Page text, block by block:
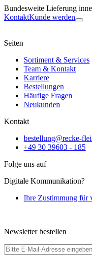
Bundesweite Lieferung
KontaktKunde werden
Seiten
Sortiment & Services
Team & Kontakt
Karriere
Bestellungen
Häufige Fragen
Neukunden
Kontakt
bestellung@recke-
+49 30 39603 - 185
Folge uns auf
Digitale Kommunikation?
Ihre Zustimmung für
Newsletter bestellen